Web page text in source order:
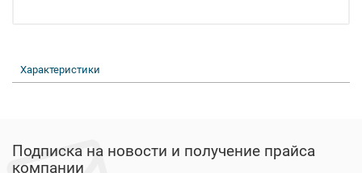
Характеристики
Подписка на новости и получение прайса
компании